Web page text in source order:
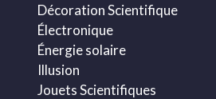
Décoration Scientifique
Électronique
Énergie solaire
Illusion
Jouets Scientifiques